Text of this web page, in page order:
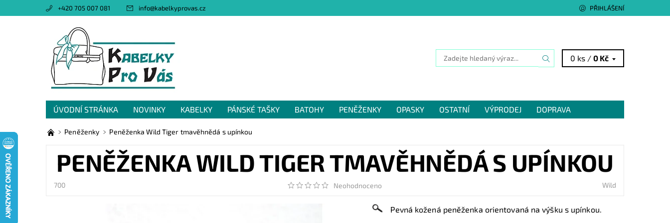
+420 705 007 081 info@kabelkyprovas.cz PŘIHLÁŠENÍ
0 ks /0 Kč
ÚVODNÍ STRÁNKA NOVINKY KABELKY PÁNSKÉ TAŠKY BATOHY PENĚŽENKY OPASKY OSTATNÍ VÝPRODEJ
DOPRAVA
OBCHODNÍ PODMÍNKY
GDPR NAPIŠTE NÁM
Peněženky Peněženka Wild Tiger tmavěhnědá s upínkou
PENĚŽENKA WILD TIGER TMAVĚHNĚDÁ S UPÍNKOU
700 Neohodnoceno Wild
Pevná kožená peněženka orientovaná na výšku s upínkou.